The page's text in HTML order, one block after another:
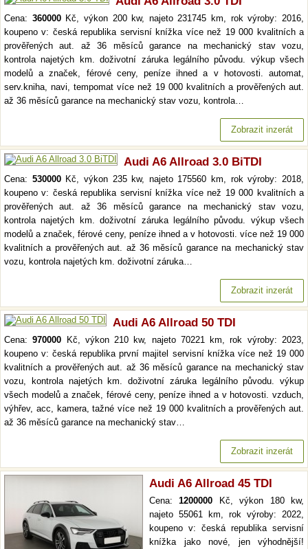
Cena: 360000Kč, výkon 200 kw, najeto 231745 km, rok výroby: 2016,
koupeno v: česká republika servisní knížka více než 19 000 kvalitních a
prověřených aut. až 36 měsíců garance na mechanický stav vozu,
kontrola najetých km. doživotní záruka legálního původu. výkup všech
modelů a značek, férové ceny, peníze ihned a v hotovosti. automat,
serv.kniha, navi, tempomat více než 19 000 kvalitních a prověřených aut.
až 36 měsíců garance na mechanický stav vozu, kontrola…
Zobrazit inzerát
Audi A6 Allroad 3.0 BiTDI
Cena: 530000Kč, výkon 235 kw, najeto 175560 km, rok výroby: 2018,
koupeno v: česká republika servisní knížka více než 19 000 kvalitních a
prověřených aut. až 36 měsíců garance na mechanický stav vozu,
kontrola najetých km. doživotní záruka legálního původu. výkup všech
modelů a značek, férové ceny, peníze ihned a v hotovosti. více než 19 000
kvalitních a prověřených aut. až 36 měsíců garance na mechanický stav
vozu, kontrola najetých km. doživotní záruka…
Zobrazit inzerát
Audi A6 Allroad 50 TDI
Cena:970000 Kč, výkon 210 kw, najeto 70221 km, rok výroby: 2023,
koupeno v: česká republika první majitel servisní knížka více než 19 000
kvalitních a prověřených aut. až 36 měsíců garance na mechanický stav
vozu, kontrola najetých km. doživotní záruka legálního původu. výkup
všech modelů a značek, férové ceny, peníze ihned a v hotovosti. vzduch,
výhřev, acc, kamera, tažné více než 19 000 kvalitních a prověřených aut.
až 36 měsíců garance na mechanický stav…
Zobrazit inzerát
Audi A6 Allroad 45 TDI
Cena:1200000 Kč, výkon 180 kw,
najeto 55061 km, rok výroby: 2022,
koupeno v: česká republika servisní
knížka jako nové, jen výhodnější!